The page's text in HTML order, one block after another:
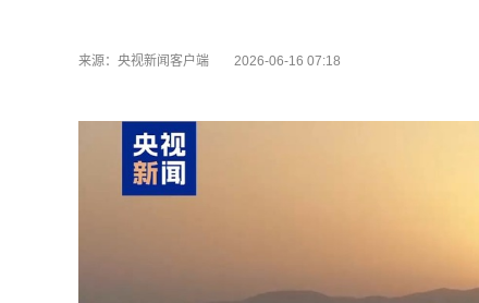
来源：央视新闻客户端 2026-06-16 07:18